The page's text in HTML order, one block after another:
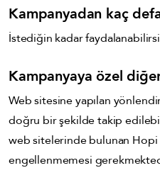
Kampanyadan kaç
İstediğin kadar
Kampanyaya özel
Web sitesine yapılan
doğru bir şekilde takip
web sitelerinde bulunan
engellenmemesi